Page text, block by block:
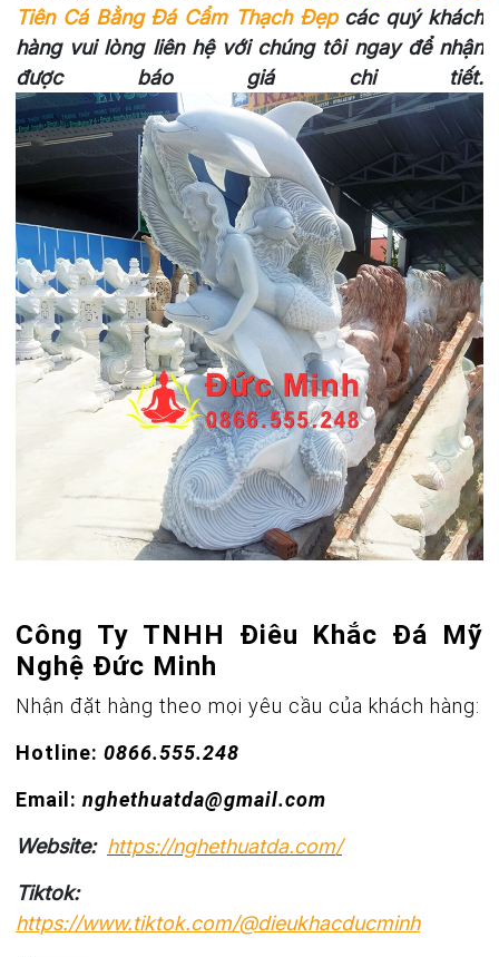
Tiên Cá Bằng Đá Cẩm Thạch Đẹp các quý khách
hàng vui lòng liên hệ với chúng tôi ngay để nhận
được báo giá chi tiết.
Công Ty TNHH Điêu Khắc Đá Mỹ
Nghệ Đức Minh
Nhận đặt hàng theo mọi yêu cầu của khách hàng:
Hotline: 0866.555.248
Email: nghethuatda@gmail.com
Website: https://nghethuatda.com/
Tiktok:
https://www.tiktok.com/@dieukhacducminh